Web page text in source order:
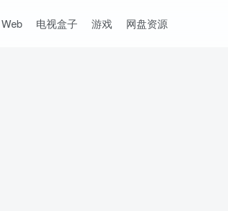
Web 电视盒子 游戏 网盘资源